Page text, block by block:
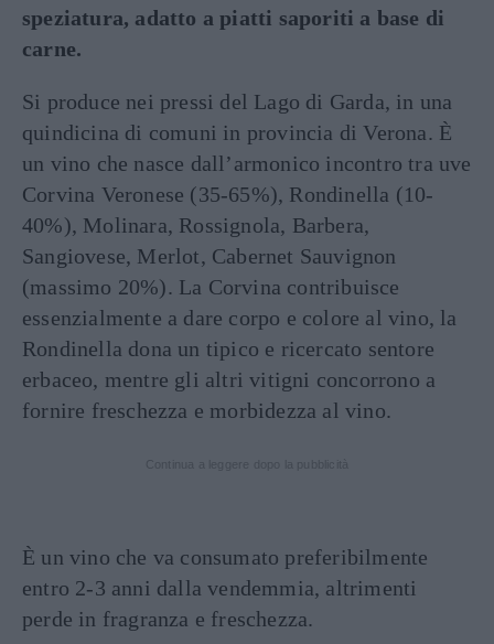
speziatura, adatto a piatti saporiti a base di
carne.
Si produce nei pressi del Lago di Garda, in una
quindicina di comuni in provincia di Verona. È
un vino che nasce dall’armonico incontro tra uve
Corvina Veronese (35-65%), Rondinella (10-
40%), Molinara, Rossignola, Barbera,
Sangiovese, Merlot, Cabernet Sauvignon
(massimo 20%). La Corvina contribuisce
essenzialmente a dare corpo e colore al vino, la
Rondinella dona un tipico e ricercato sentore
erbaceo, mentre gli altri vitigni concorrono a
fornire freschezza e morbidezza al vino.
È un vino che va consumato preferibilmente
entro 2-3 anni dalla vendemmia, altrimenti
perde in fragranza e freschezza.